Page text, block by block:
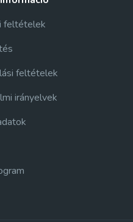
feltételek
feltételek
irányelvek